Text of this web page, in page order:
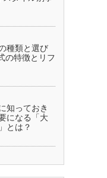
種類と選び
の特徴とリフ
知っておき
になる「大
とは？